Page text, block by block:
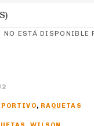
NO ESTÁ DISPONIBLE
, RAQUETAS